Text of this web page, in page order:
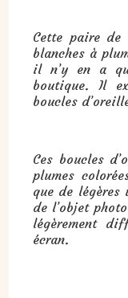
Cette paire de
blanches à
il n’y en a
boutique. Il
boucles
Ces boucles
plumes
que de
de l’objet
légèrement
écran.